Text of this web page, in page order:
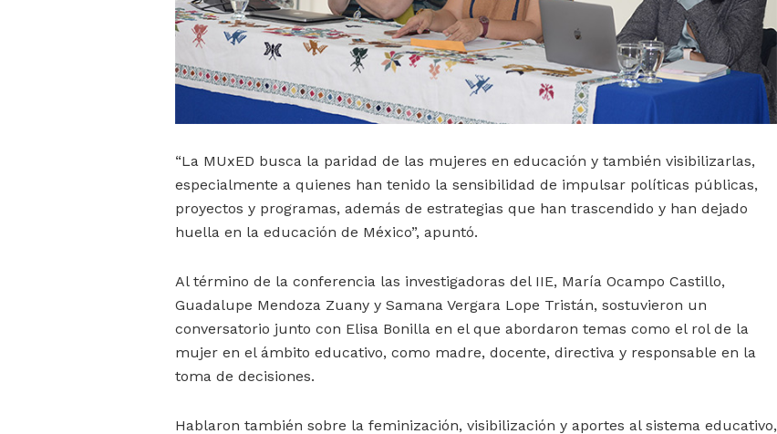
“La MUxED busca la paridad de las mujeres en educación y también visibilizarlas,
especialmente a quienes han tenido la sensibilidad de impulsar políticas públicas,
proyectos y programas, además de estrategias que han trascendido y han dejado
huella en la educación de México”, apuntó.
Al término de la conferencia las investigadoras del IIE, María Ocampo Castillo,
Guadalupe Mendoza Zuany y Samana Vergara Lope Tristán, sostuvieron un
conversatorio junto con Elisa Bonilla en el que abordaron temas como el rol de la
mujer en el ámbito educativo, como madre, docente, directiva y responsable en la
toma de decisiones.
Hablaron también sobre la feminización, visibilización y aportes al sistema educativo,